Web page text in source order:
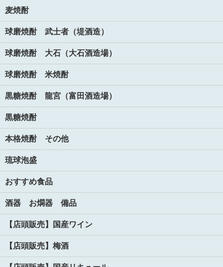
麦焼酎
球磨焼酎 武士者（堤酒造）
球磨焼酎 大石（大石酒造場）
球磨焼酎 米焼酎
黒糖焼酎 龍宮（富田酒造場）
黒糖焼酎
本格焼酎 その他
琉球泡盛
おすすめ食品
酒器 お燗器 備品
【店頭販売】国産ワイン
【店頭販売】梅酒